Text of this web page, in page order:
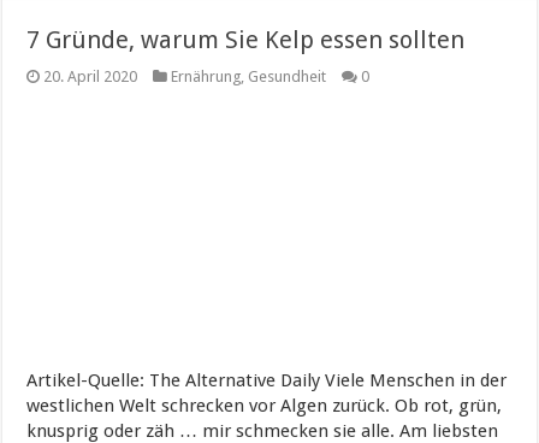
7 Gründe, warum Sie Kelp essen sollten
20. April 2020 Ernährung, Gesundheit 0
Artikel-Quelle: The Alternative Daily Viele Menschen in der
westlichen Welt schrecken vor Algen zurück. Ob rot, grün,
knusprig oder zäh … mir schmecken sie alle. Am liebsten